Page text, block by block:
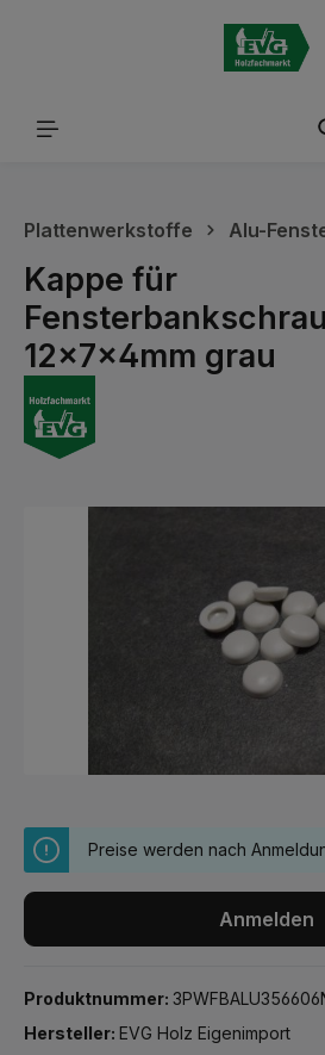
Plattenwerkstoffe Alu-
Kappe für
12x7x4mm grau
Preise werden nach
Anmelden
Produktnummer:
Hersteller: EVG Holz Eigenimport